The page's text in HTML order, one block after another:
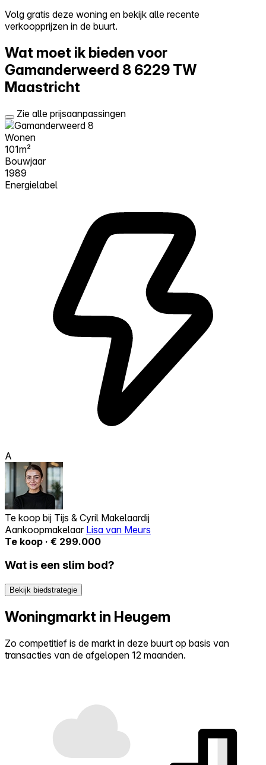
Log in
Probeer Walter gratis
Volg gratis deze woning en bekijk alle recente
verkoopprijzen in de buurt.
Wat moet ik bieden voor
Gamanderweerd 8 6229 TW
Maastricht
Zie alle prijsaanpassingen
Wonen
101m²
Bouwjaar
1989
Energielabel
A
Te koop bij Tijs & Cyril Makelaardij
Aankoopmakelaar Lisa van Meurs
Te koop · € 299.000
Wat is een slim bod?
Bekijk biedstrategie
Woningmarkt in Heugem
Zo competitief is de markt in deze buurt op basis van
transacties van de afgelopen 12 maanden.